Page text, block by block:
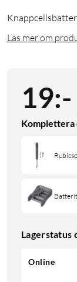
Läs mer om
19:-
Komplettera
Lagerstatus
Online